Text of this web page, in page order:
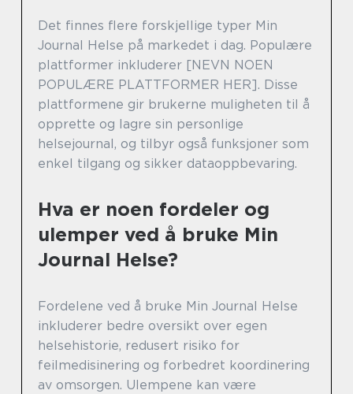
Det finnes flere forskjellige typer Min
Journal Helse på markedet i dag. Populære
plattformer inkluderer [NEVN NOEN
POPULÆRE PLATTFORMER HER]. Disse
plattformene gir brukerne muligheten til å
opprette og lagre sin personlige
helsejournal, og tilbyr også funksjoner som
enkel tilgang og sikker dataoppbevaring.
Hva er noen fordeler og
ulemper ved å bruke Min
Journal Helse?
Fordelene ved å bruke Min Journal Helse
inkluderer bedre oversikt over egen
helsehistorie, redusert risiko for
feilmedisinering og forbedret koordinering
av omsorgen. Ulempene kan være